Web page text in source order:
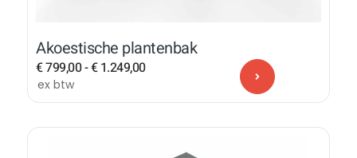
Akoestische plantenbak
€799,00-€1.249,00
ex btw